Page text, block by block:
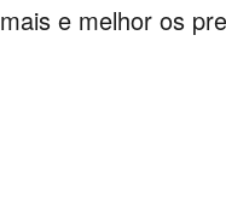
e melhor os